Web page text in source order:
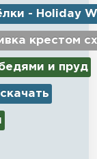
- Holiday
крестом
и пруд